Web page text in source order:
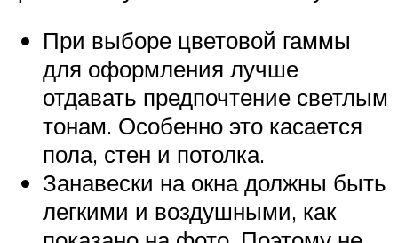
При выборе цветовой гаммы
для оформления лучше
отдавать предпочтение светлым
тонам. Особенно это касается
пола, стен и потолка.
Занавески на окна должны быть
легкими и воздушными, как